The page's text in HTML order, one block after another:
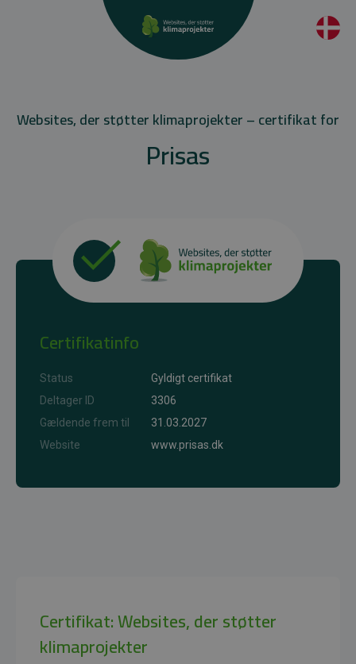
Websites, der støtter klimaprojekter – certifikat for
Prisas
Certifikatinfo
Status
Gyldigt certifikat
Deltager ID
3306
Gældende frem til
31.03.2027
Website
www.prisas.dk
Certifikat: Websites, der støtter
klimaprojekter